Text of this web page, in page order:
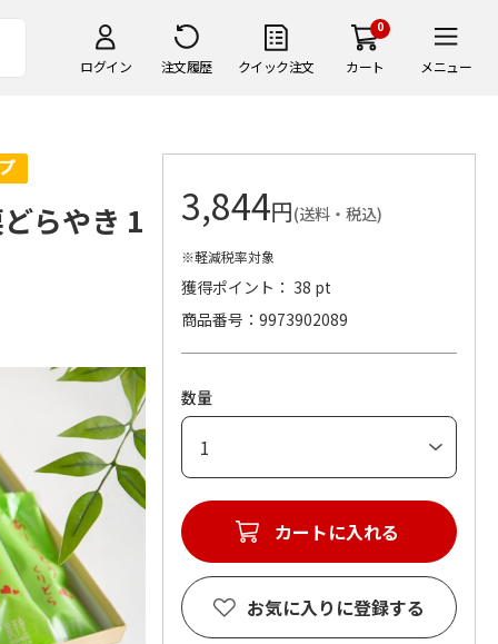
ログイン 注文履歴 クイック注文
0
カート メニュー
らやき 1
3,844円(送料・税込)
※軽減税率対象
獲得ポイント： 38 pt
商品番号
9973902089
数量
お気に入りに登録する